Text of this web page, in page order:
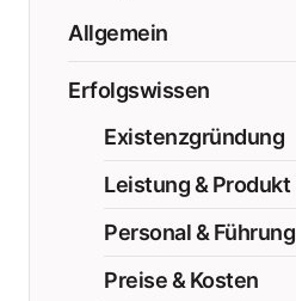
Allgemein
Erfolgswissen
Existenzgründung
Leistung & Produkt
Personal & Führung
Preise & Kosten